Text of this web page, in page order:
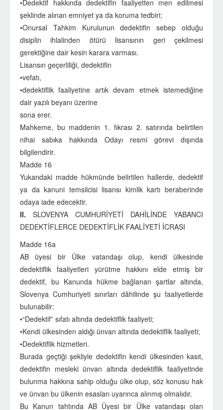
•Dedektif hakkında dedektifin faaliyetten men edilmesi
şeklinde alınan emniyet ya da koruma tedbiri;
•Onursal Tahkim Kurulunun dedektifin sebep olduğu
disiplin ihlalinden ötürü lisansının geri çekilmesi
gerektiğine dair kesin karara varması.
Lisansın geçerliliği, dedektifin
•vefatı,
•dedektiflik faaliyetine artık devam etmek istemediğine
dair yazılı beyanı üzerine
sona erer.
Mahkeme, bu maddenin 1. fıkrası 2. satırında belirtilen
nihai sabıka hakkında Odayı resmi görevi dışında
bilgilendirir.
Madde 16
Yukarıdaki madde hükmünde belirtilen hallerde, dedektif
ya da kanuni temsilcisi lisansı kimlik kartı beraberinde
odaya iade edecektir.
II. SLOVENYA CUMHURİYETİ DAHİLİNDE YABANCI
DEDEKTİFLERCE DEDEKTİFLİK FAALİYETİ İCRASI
Madde 16a
AB üyesi bir Ülke vatandaşı olup, kendi ülkesinde
dedektiflik faaliyetleri yürütme hakkını elde etmiş bir
dedektif, bu Kanunda hükme bağlanan şartlar altında,
Slovenya Cumhuriyeti sınırları dâhilinde şu faaliyetlerde
bulunabilir:
•“Dedektif” sıfatı altında dedektiflik faaliyeti;
•Kendi ülkesinden aldığı ünvan altında dedektiflik faaliyeti;
•Dedektiflik hizmetleri.
Burada geçtiği şekliyle dedektifin kendi ülkesinden kasıt,
dedektifin mesleki ünvan altında dedektiflik faaliyetinde
bulunma hakkına sahip olduğu ülke olup, söz konusu hak
ve ünvan bu ülkenin esasları uyarınca alınmış olmalıdır.
Bu Kanun tahtında AB Üyesi bir Ülke vatandaşı olan